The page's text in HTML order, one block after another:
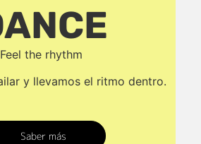
Feel the rhythm
y llevamos el ritmo dentro.
Saber más